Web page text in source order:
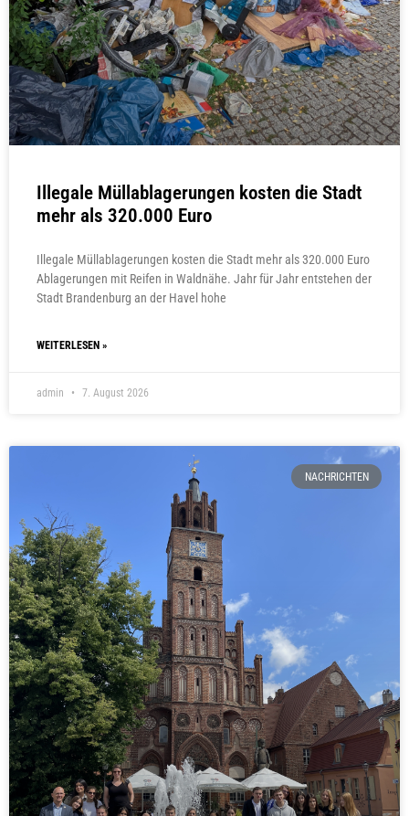
Illegale Müllablagerungen kosten die Stadt
mehr als 320.000 Euro
Illegale Müllablagerungen kosten die Stadt mehr als 320.000 Euro
Ablagerungen mit Reifen in Waldnähe. Jahr für Jahr entstehen der
Stadt Brandenburg an der Havel hohe
WEITERLESEN »
admin 7. August 2026
NACHRICHTEN